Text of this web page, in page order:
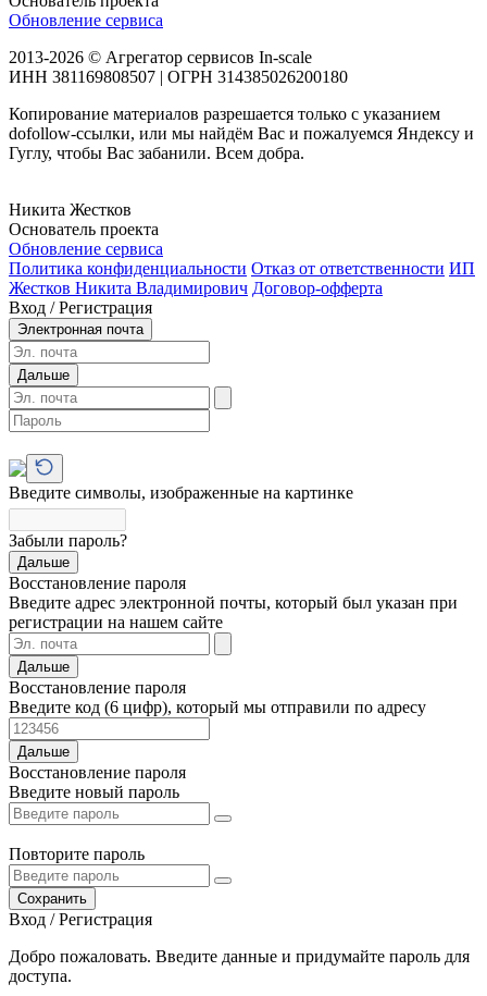
Обновление сервиса
2013-2026 © Агрегатор сервисов In-scale
ИНН 381169808507 | ОГРН 314385026200180
Копирование материалов разрешается только с указанием
dofollow-ссылки, или мы найдём Вас и пожалуемся Яндексу и
Гуглу, чтобы Вас забанили. Всем добра.
Никита Жестков
Основатель проекта
Обновление сервиса
Политика конфиденциальности Отказ от ответственности ИП
Жестков Никита Владимирович Договор-офферта
Вход / Регистрация
Электронная почта
Дальше
Введите символы, изображенные на картинке
Забыли пароль?
Дальше
Восстановление пароля
Введите адрес электронной почты, который был указан при
регистрации на нашем сайте
Дальше
Восстановление пароля
Введите код (6 цифр), который мы отправили по адресу
Дальше
Восстановление пароля
Введите новый пароль
Повторите пароль
Сохранить
Вход / Регистрация
Добро пожаловать. Введите данные и придумайте пароль для
доступа.